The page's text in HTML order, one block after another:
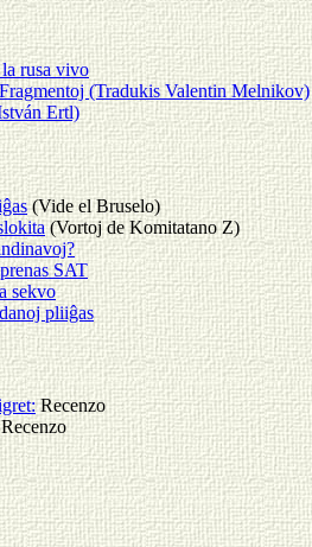
rusa vivo
(Tradukis Valentin Melnikov)
Ertl)
(Vide el Bruselo)
(Vortoj de Komitatano Z)
SAT
sekvo
pliiĝas
Recenzo